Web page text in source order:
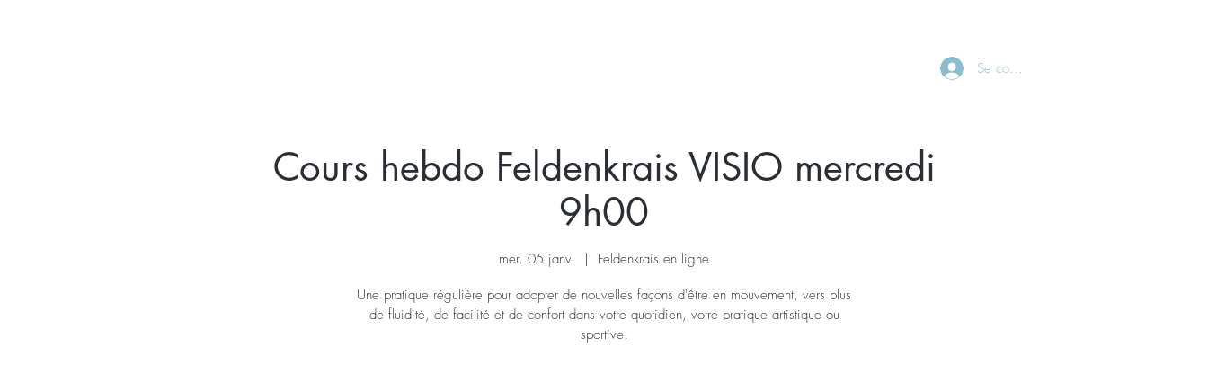
Se connecter
Cours hebdo Feldenkrais VISIO mercredi
9h00
mer. 05 janv.
  |
Feldenkrais en ligne
Une pratique régulière pour adopter de nouvelles façons d'être en mouvement, vers plus
de fluidité, de facilité et de confort dans votre quotidien, votre pratique artistique ou
sportive.